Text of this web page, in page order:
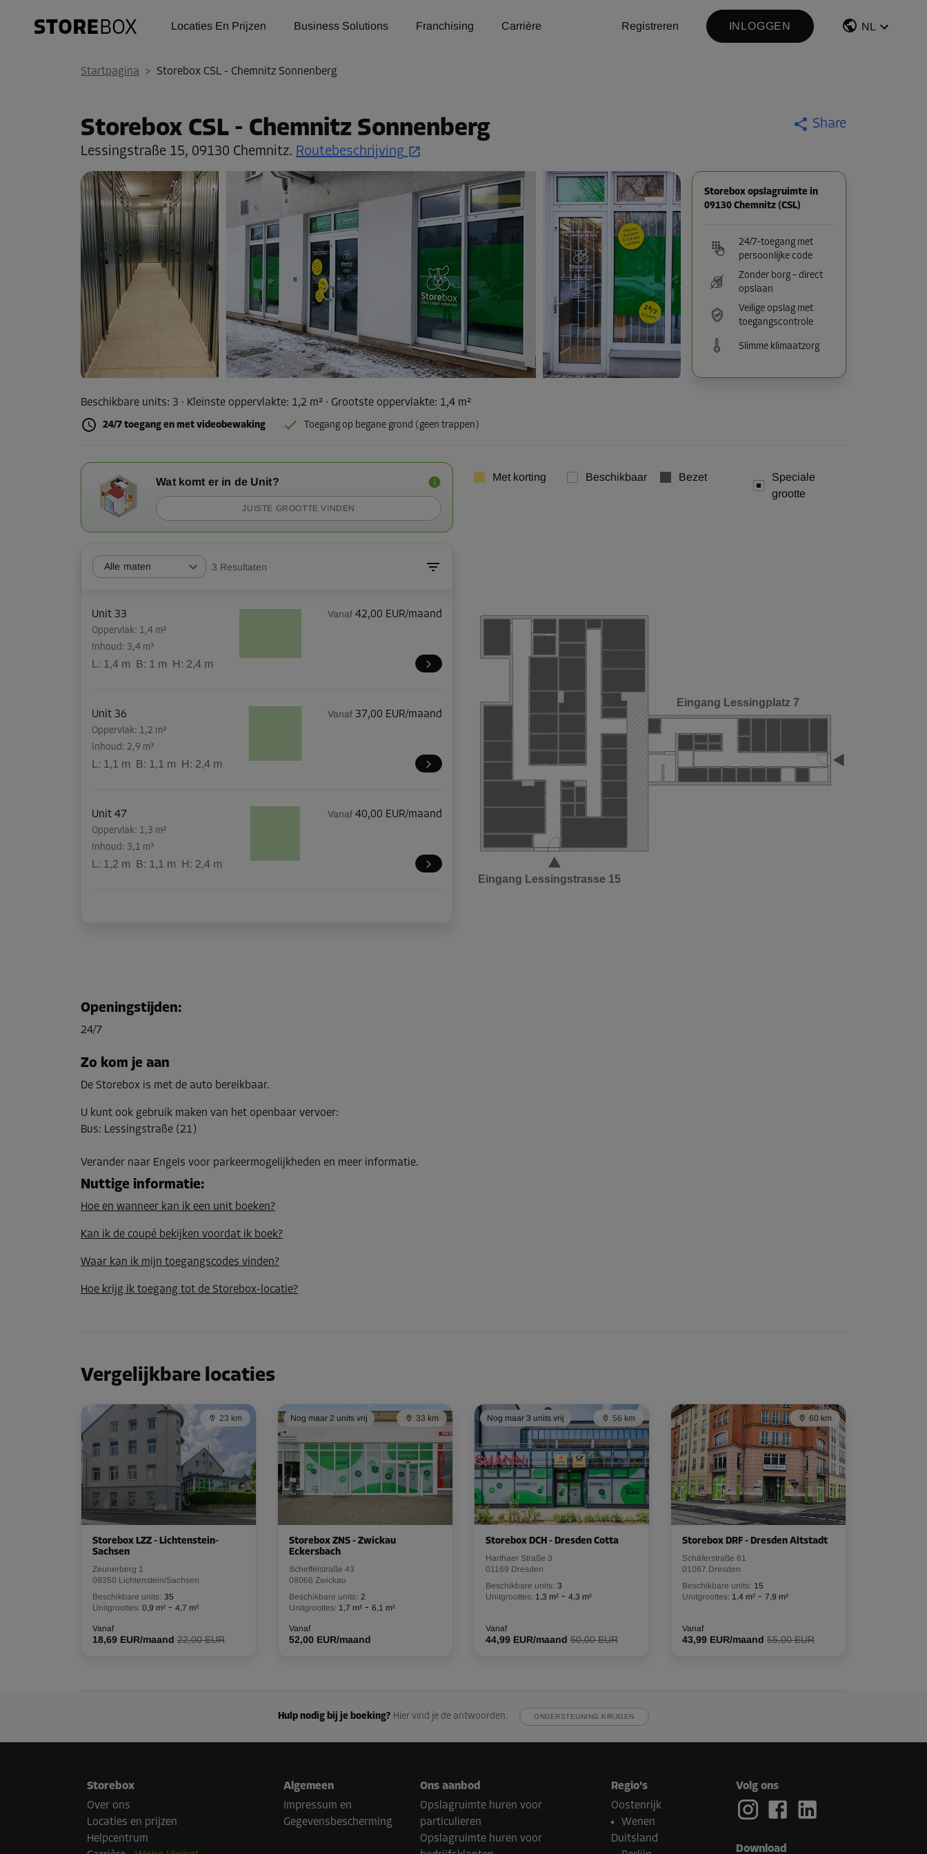
Locaties En Prijzen Business Solutions Franchising Carrière Registreren INLOGGEN NL
Startpagina > Storebox CSL - Chemnitz Sonnenberg
Storebox CSL - Chemnitz Sonnenberg
Lessingstraße 15, 09130 Chemnitz. Routebeschrijving
Share
Storebox opslagruimte in
09130 Chemnitz (CSL)
24/7-toegang met
persoonlijke code
Zonder borg – direct
opslaan
Veilige opslag met
toegangscontrole
Slimme klimaatzorg
Beschikbare units: 3 · Kleinste oppervlakte: 1,2 m² · Grootste oppervlakte: 1,4 m²
24/7 toegang en met videobewaking Toegang op begane grond (geen trappen)
Wat komt er in de Unit?
JUISTE GROOTTE VINDEN
Alle maten 3 Resultaten
Unit 33
Oppervlak: 1,4 m²
Inhoud: 3,4 m³
L: 1,4 m B: 1 m H: 2,4 m
Vanaf 42,00 EUR/maand
Unit 36
Oppervlak: 1,2 m²
Inhoud: 2,9 m³
L: 1,1 m B: 1,1 m H: 2,4 m
Vanaf 37,00 EUR/maand
Unit 47
Oppervlak: 1,3 m²
Inhoud: 3,1 m³
L: 1,2 m B: 1,1 m H: 2,4 m
Vanaf 40,00 EUR/maand
Met korting Beschikbaar Bezet
Speciale
grootte
Eingang Lessingstrasse 15
Eingang Lessingplatz 7
Openingstijden:
24/7
Zo kom je aan
De Storebox is met de auto bereikbaar.
U kunt ook gebruik maken van het openbaar vervoer:
Bus: Lessingstraße (21)
Verander naar Engels voor parkeermogelijkheden en meer informatie.
Nuttige informatie:
Hoe en wanneer kan ik een unit boeken?
Kan ik de coupé bekijken voordat ik boek?
Waar kan ik mijn toegangscodes vinden?
Hoe krijg ik toegang tot de Storebox-locatie?
Vergelijkbare locaties
23 km
Storebox LZZ - Lichtenstein-
Sachsen
Zeunerberg 1
09350 Lichtenstein/Sachsen
Beschikbare units: 35
Unitgroottes: 0,9 m² - 4,7 m²
Vanaf
18,69 EUR/maand 22,00 EUR
Nog maar 2 units vrij 33 km
Storebox ZNS - Zwickau
Eckersbach
Scheffelstraße 43
08066 Zwickau
Beschikbare units: 2
Unitgroottes: 1,7 m² - 6,1 m²
Vanaf
52,00 EUR/maand
Nog maar 3 units vrij 56 km
Storebox DCH - Dresden Cotta
Harthaer Straße 3
01169 Dresden
Beschikbare units: 3
Unitgroottes: 1,3 m² - 4,3 m²
Vanaf
44,99 EUR/maand 50,00 EUR
60 km
Storebox DRF - Dresden Altstadt
Schäferstraße 61
01067 Dresden
Beschikbare units: 15
Unitgroottes: 1,4 m² - 7,9 m²
Vanaf
43,99 EUR/maand 55,00 EUR
Hulp nodig bij je boeking? Hier vind je de antwoorden. ONDERSTEUNING KRIJGEN
Storebox
Over ons
Locaties en prijzen
Helpcentrum
Algemeen
Impressum en
Gegevensbescherming
Ons aanbod
Opslagruimte huren voor
particulieren
Opslagruimte huren voor
Regio's
Oostenrijk
Wenen
Duitsland
Volg ons
Download